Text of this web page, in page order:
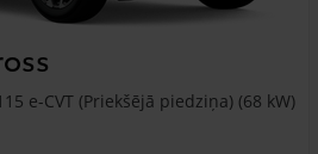
e-CVT (Priekšējā piedziņa) (68 kW)